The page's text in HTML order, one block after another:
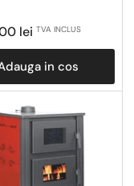
lei TVA INCLUS
in cos